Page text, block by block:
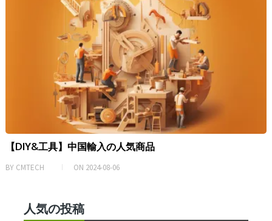
【DIY&工具】中国輸入の人気商品
BY CMTECH ON 2024-08-06
人気の投稿